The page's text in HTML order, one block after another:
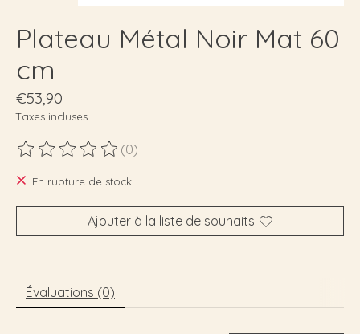
Plateau Métal Noir Mat 60
cm
€53,90
Taxes incluses
Ce produit est évalué à
(0)
En rupture de stock
Ajouter à la liste de souhaits
Évaluations (0)